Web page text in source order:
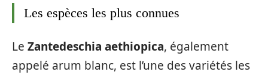
Les espèces les plus connues
Le Zantedeschia aethiopica, également
appelé arum blanc, est l’une des variétés les